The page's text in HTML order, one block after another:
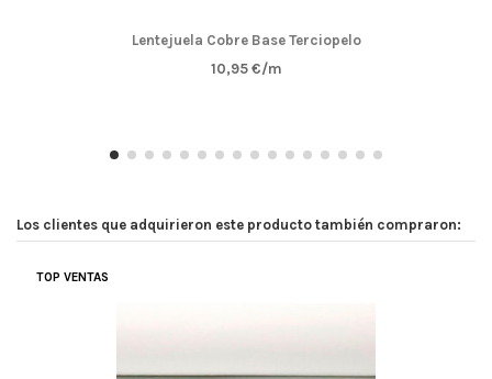
Lentejuela Cobre Base Terciopelo
10,95 €/m
Los clientes que adquirieron este producto también compraron:
TOP VENTAS